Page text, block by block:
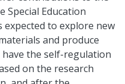
Special Education
expected to explore new
and produce
the self-regulation
on the research